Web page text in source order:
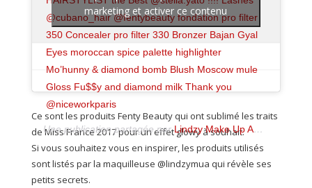
@cubano_hair @fentybeauty fondation pro filter
350 Concealer pro filter 330 Bronzer Bajan Gyal
Eyes moroccan spice palette highlighter
Mo’hunny & diamond bomb Blush Moscow mule
Gloss Fu$$y and diamond milk Thank you
@niceworkparis
Une publication partagée parLindzy Make Up ARTIST 🇫🇷
marketing et activer ce contenu
Ce sont les produits Fenty Beauty qui ont sublimé les traits
de Miss France 2017 pour un effet glowy à souhait.
Si vous souhaitez vous en inspirer, les produits utilisés
sont listés par la maquilleuse @lindzymua qui révèle ses
petits secrets.